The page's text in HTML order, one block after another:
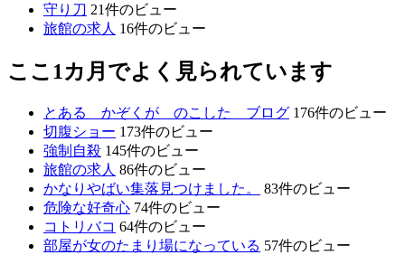
守り刀 21件のビュー
旅館の求人 16件のビュー
ここ1カ月でよく見られています
とある かぞくが のこした ブログ 176件のビュー
切腹ショー 173件のビュー
強制自殺 145件のビュー
旅館の求人 86件のビュー
かなりやばい集落見つけました。
83件のビュー
危険な好奇心 74件のビュー
コトリバコ 64件のビュー
部屋が女のたまり場になっている 57件のビュー